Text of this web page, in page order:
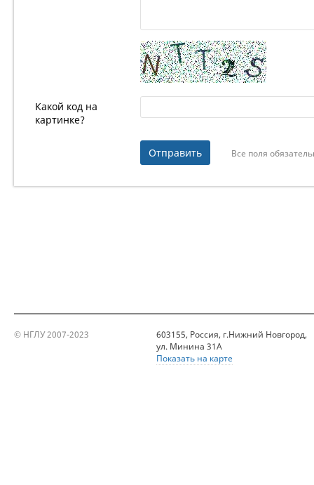
Какой код на
картинке?
Все поля
© НГЛУ 2007-2023
603155, Россия, г.Нижний Новгород,
ул. Минина 31А
Показать на карте